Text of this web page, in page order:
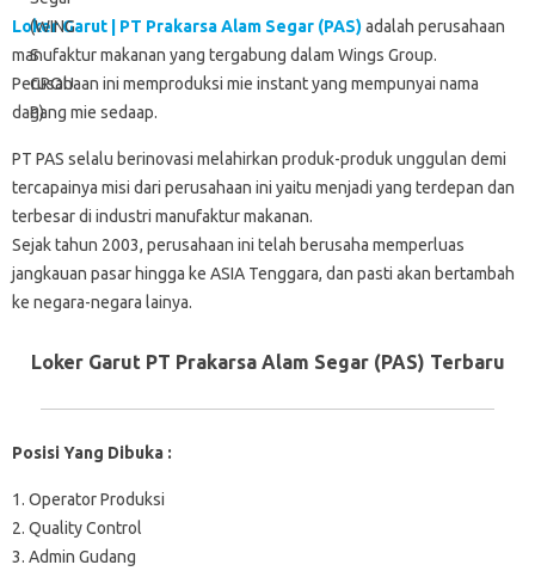
Loker Garut | PT Prakarsa Alam Segar (PAS)adalah perusahaan
manufaktur makanan yang tergabung dalam Wings Group.
Perusahaan ini memproduksi mie instant yang mempunyai nama
dagang mie sedaap.
PT PAS selalu berinovasi melahirkan produk-produk unggulan demi
tercapainya misi dari perusahaan ini yaitu menjadi yang terdepan dan
terbesar di industri manufaktur makanan.
Sejak tahun 2003, perusahaan ini telah berusaha memperluas
jangkauan pasar hingga ke ASIA Tenggara, dan pasti akan bertambah
ke negara-negara lainya.
Loker Garut PT Prakarsa Alam Segar (PAS) Terbaru
Posisi Yang Dibuka :
1. Operator Produksi
2. Quality Control
3. Admin Gudang